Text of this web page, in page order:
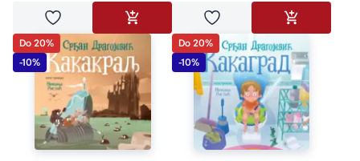
Dodaj u omiljeneDODAJ U KORPUDodaj u omiljeneDODAJ U
Do 20%
-10%
Do 20%
-10%